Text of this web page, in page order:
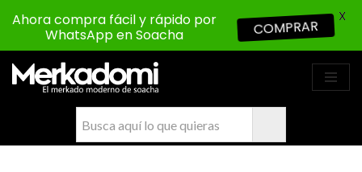
Saltar
Ahora compra fácil y rápido por
WhatsApp en Soacha
COMPRAR X